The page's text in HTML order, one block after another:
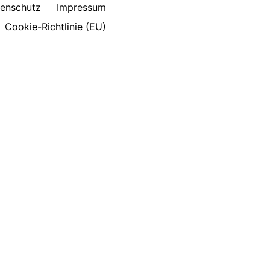
Impressum
Cookie-Richtlinie (EU)